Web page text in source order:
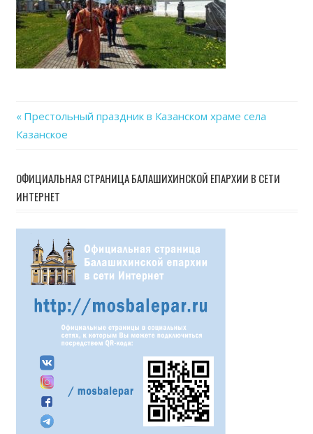
Навигация
записям
Previous
Post:
Престольный праздник в Казанском храме села
Казанское
ОФИЦИАЛЬНАЯ СТРАНИЦА БАЛАШИХИНСКОЙ ЕПАРХИИ В СЕТИ
ИНТЕРНЕТ